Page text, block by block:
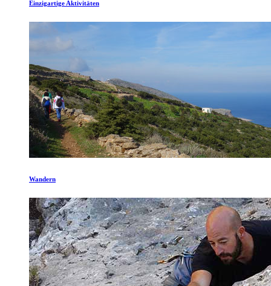
Einzigartige Aktivitäten
Wandern